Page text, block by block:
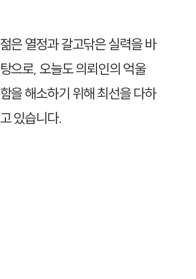
젊은 열정과 갈고닦은 실력을 바
탕으로, 오늘도 의뢰인의 억울
함을 해소하기 위해 최선을 다하
고 있습니다.